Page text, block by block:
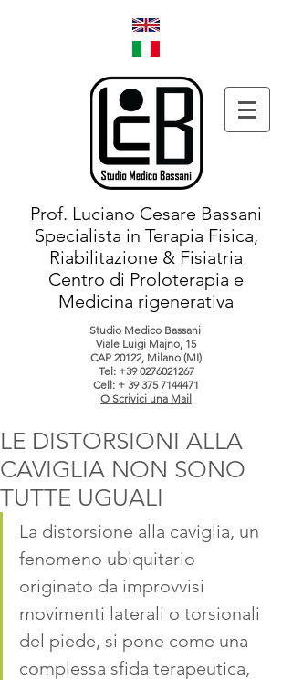
Prof. Luciano Cesare Bassani
Specialista in Terapia Fisica,
Riabilitazione & Fisiatria
Centro di Proloterapia e
Medicina rigenerativa
Studio Medico Bassani
Viale Luigi Majno, 15
CAP 20122, Milano (MI)
Tel: +39 0276021267
Cell: + 39 375 7144471
O Scrivici una Mail
LE DISTORSIONI ALLA
CAVIGLIA NON SONO
TUTTE UGUALI
La distorsione alla caviglia, un
fenomeno ubiquitario
originato da improvvisi
movimenti laterali o torsionali
del piede, si pone come una
complessa sfida terapeutica,